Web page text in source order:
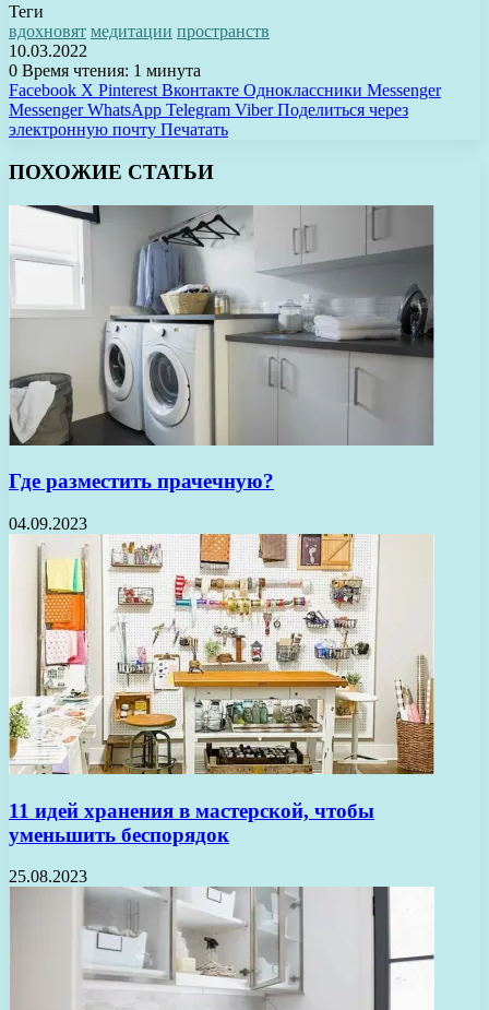
Теги
вдохновят медитации пространств
10.03.2022
0 Время чтения: 1 минута
Facebook X Pinterest Вконтакте Одноклассники Messenger
Messenger WhatsApp Telegram Viber Поделиться через
электронную почту Печатать
ПОХОЖИЕ СТАТЬИ
Где разместить прачечную?
04.09.2023
11 идей хранения в мастерской, чтобы
уменьшить беспорядок
25.08.2023